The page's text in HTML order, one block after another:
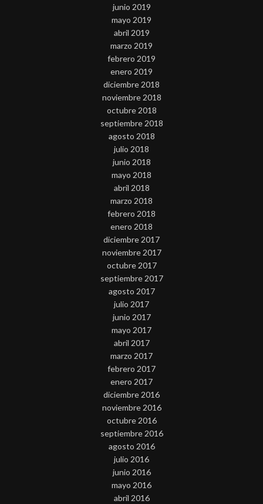
junio 2019
mayo 2019
abril 2019
marzo 2019
febrero 2019
enero 2019
diciembre 2018
noviembre 2018
octubre 2018
septiembre 2018
agosto 2018
julio 2018
junio 2018
mayo 2018
abril 2018
marzo 2018
febrero 2018
enero 2018
diciembre 2017
noviembre 2017
octubre 2017
septiembre 2017
agosto 2017
julio 2017
junio 2017
mayo 2017
abril 2017
marzo 2017
febrero 2017
enero 2017
diciembre 2016
noviembre 2016
octubre 2016
septiembre 2016
agosto 2016
julio 2016
junio 2016
mayo 2016
abril 2016